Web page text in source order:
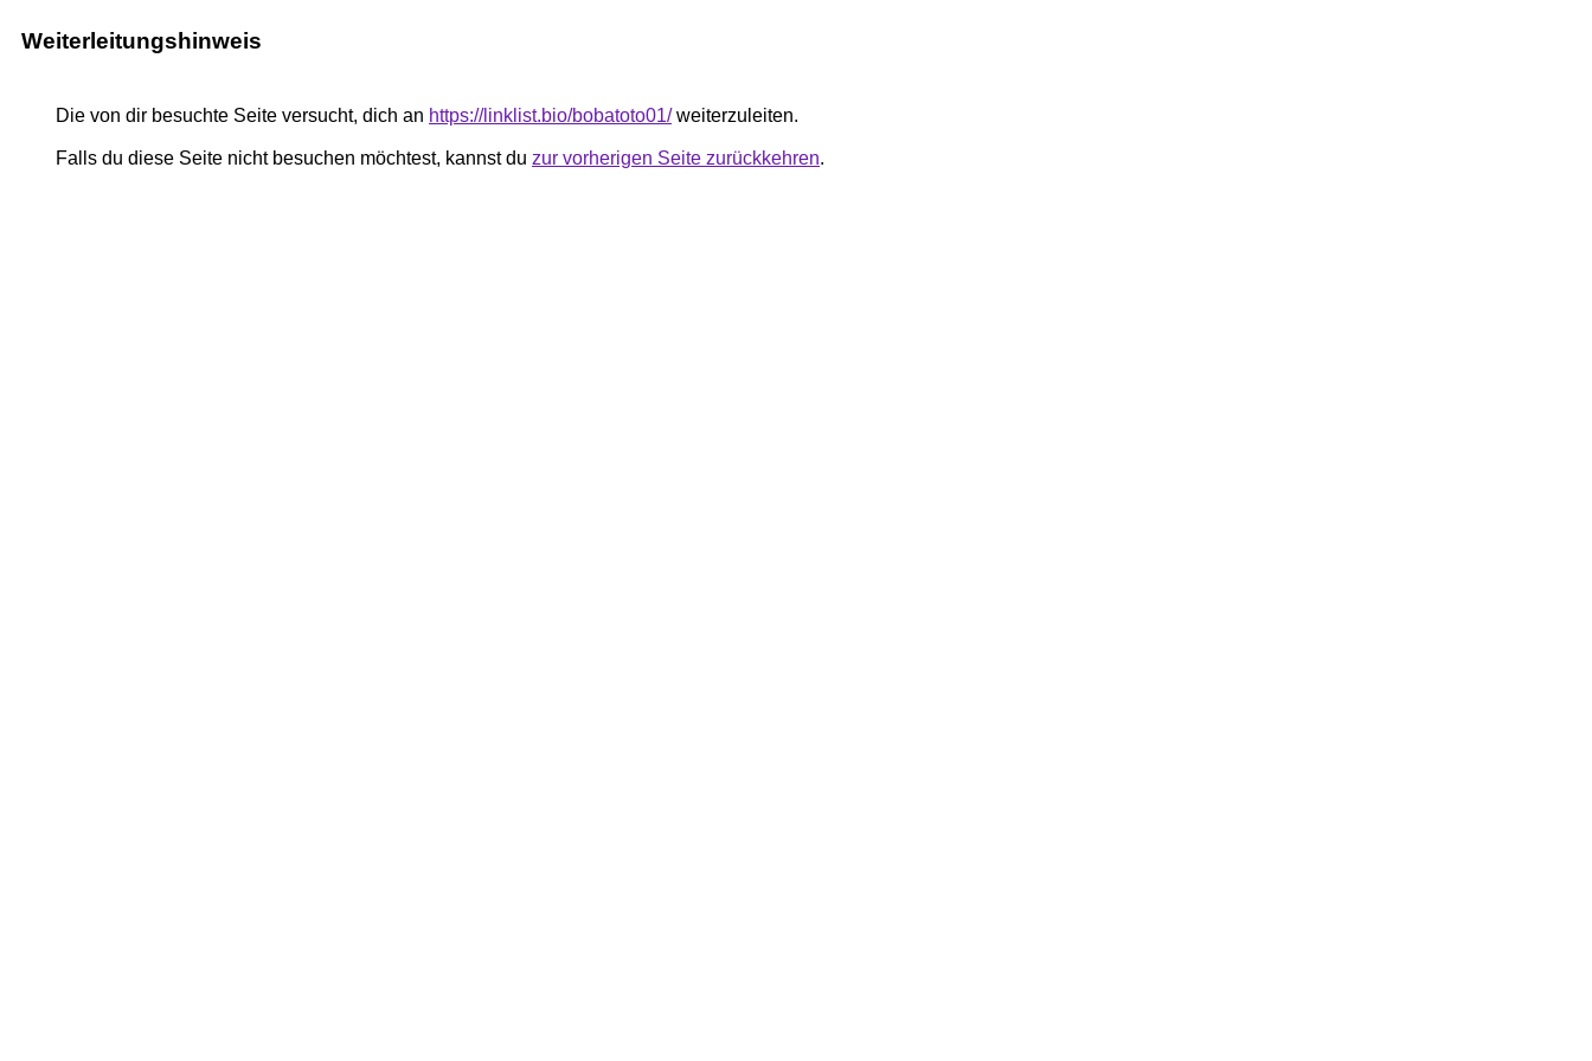
Weiterleitungshinweis
Die von dir besuchte Seite versucht, dich an https://linklist.bio/bobatoto01/weiterzuleiten.
Falls du diese Seite nicht besuchen möchtest, kannst du zur vorherigen Seite zurückkehren.